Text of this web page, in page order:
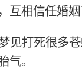
互相信任婚姻
见打死很多
气。